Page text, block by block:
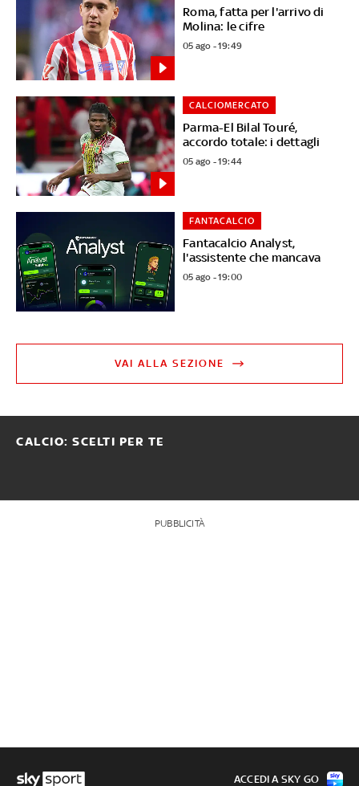
Roma, fatta per l'arrivo di
Molina: le cifre
05 ago - 19:49
Parma-El Bilal Touré,
accordo totale: i dettagli
CALCIOMERCATO
05 ago - 19:44
Fantacalcio Analyst,
l'assistente che mancava
FANTACALCIO
05 ago - 19:00
VAI ALLA SEZIONE
CALCIO: SCELTI PER TE
PUBBLICITÀ
ACCEDI A SKY GO